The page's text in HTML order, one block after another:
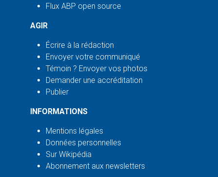
Flux ABP open source
AGIR
Écrire à la rédaction
Envoyer votre communiqué
Témoin ? Envoyer vos photos
Demander une accréditation
Publier
INFORMATIONS
Mentions légales
Données personnelles
Sur Wikipédia
Abonnement aux newsletters